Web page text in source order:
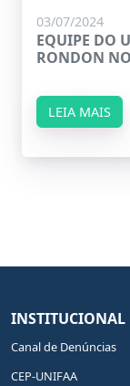
03/07/2024
EQUIPE DO
RONDON
LEIA MAIS
INSTITUCIONAL
Canal de Denúncias
CEP-UNIFAA